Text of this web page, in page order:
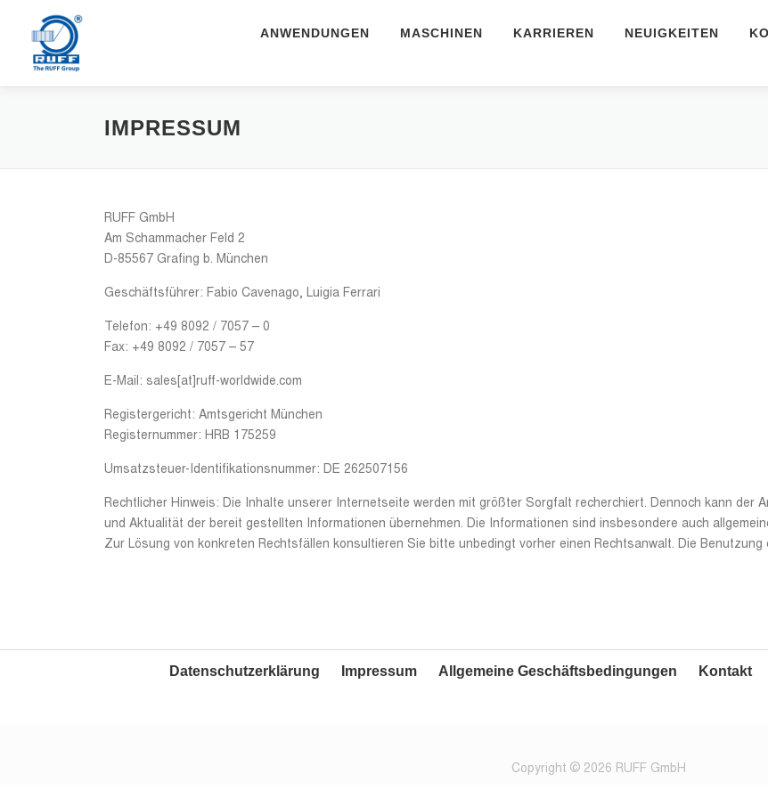
ANWENDUNGEN
MASCHINEN KARRIEREN NEUIGKEITEN
IMPRESSUM
RUFF GmbH
Am Schammacher Feld 2
D-85567 Grafing b. München
Geschäftsführer: Fabio Cavenago, Luigia Ferrari
Telefon: +49 8092 / 7057 – 0
Fax: +49 8092 / 7057 – 57
E-Mail: sales[at]ruff-worldwide.com
Registergericht: Amtsgericht München
Registernummer: HRB 175259
Umsatzsteuer-Identifikationsnummer: DE 262507156
Rechtlicher Hinweis: Die Inhalte unserer Internetseite werden mit größter Sorgfalt recherchiert. Dennoch kann der
und Aktualität der bereit gestellten Informationen übernehmen. Die Informationen sind insbesondere auch
Zur Lösung von konkreten Rechtsfällen konsultieren Sie bitte unbedingt vorher einen Rechtsanwalt. Die
Datenschutzerklärung Impressum Allgemeine Geschäftsbedingungen Kontakt
Copyright © 2026 RUFF GmbH